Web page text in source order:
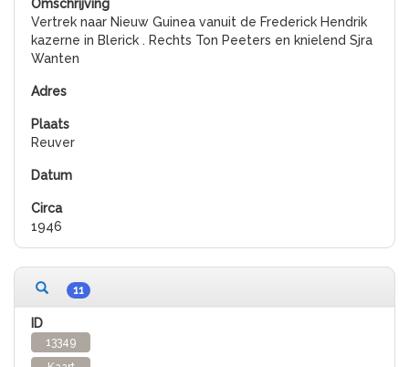
Vertrek naar Nieuw Guinea vanuit de Frederick Hendrik
kazerne in Blerick . Rechts Ton Peeters en knielend Sjra
Wanten
Reuver
1946
11
13349